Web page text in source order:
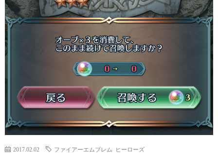
覧・
希
2017.02.02 ファイアーエムブレム ヒーローズ